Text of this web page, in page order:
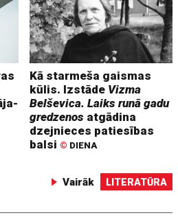
Kā starmeša gaismas
kūlis. Izstāde Vizma
Belševica. Laiks runā gadu
gredzenos atgādina
dzejnieces patiesības
balsi © DIENA
Vairāk LITERATŪRA